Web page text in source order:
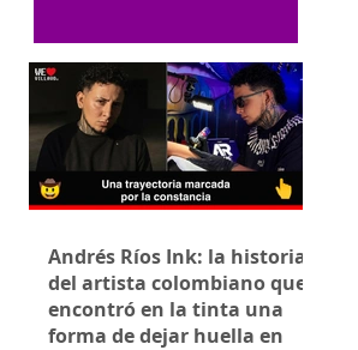
Andrés Ríos Ink: la historia
del artista colombiano que
encontró en la tinta una
forma de dejar huella en